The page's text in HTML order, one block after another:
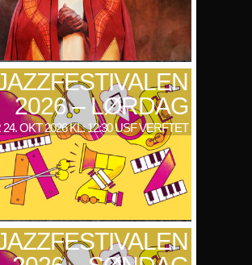
2026 – LØRDAG
OKT 2026 KL: 12:30 USF VERFTET